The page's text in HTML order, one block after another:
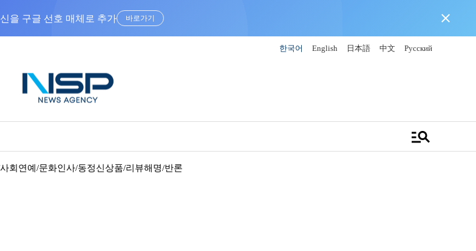
을 구글 선호 매체로 추가 바로가기 close
한국어 English 日本語 中文 Русский
manage_search
회 연예/문화인사/동정신상품/리뷰해명/반론